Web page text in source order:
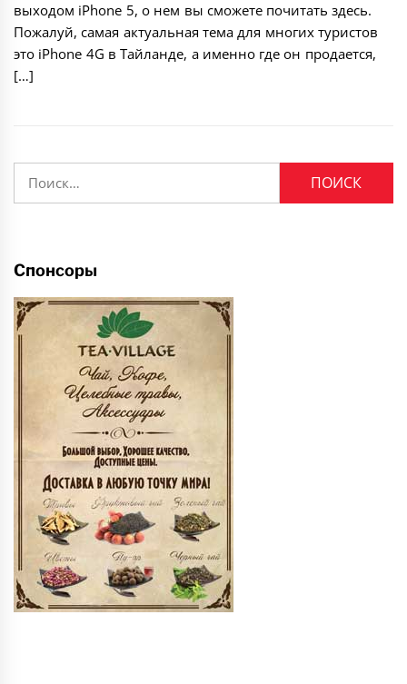
выходом iPhone 5, о нем вы сможете почитать здесь.
Пожалуй, самая актуальная тема для многих туристов
это iPhone 4G в Тайланде, а именно где он продается,
[…]
Спонсоры